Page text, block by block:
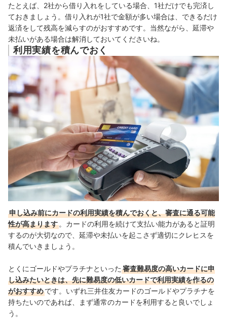
たとえば、2社から借り入れをしている場合、1社だけでも完済し
ておきましょう。借り入れが1社で金額が多い場合は、できるだけ
返済をして残高を減らすのがおすすめです。当然ながら、延滞や
未払いがある場合は解消しておいてくださいね。
利用実績を積んでおく
申し込み前にカードの利用実績を積んでおくと、審査に通る可能
性が高まります 。カードの利用を続けて支払い能力があると証明
するのが大切なので、延滞や未払いを起こさず適切にクレヒスを
積んでいきましょう。
とくにゴールドやプラチナといった 審査難易度の高いカードに申
し込みたいときは、先に難易度の低いカードで利用実績を作るの
がおすすめです。いずれ三井住友カードのゴールドやプラチナを
持ちたいのであれば、まず通常のカードを利用すると良いでしょ
う。